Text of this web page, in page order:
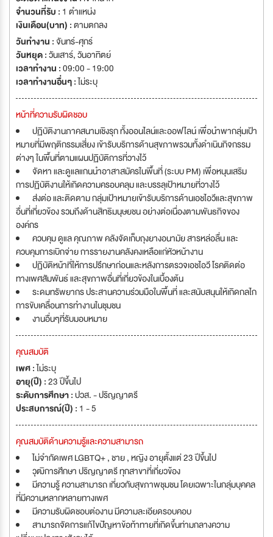
จำนวนที่รับ : 1 ตำแหน่ง
เงินเดือน(บาท) :ตามตกลง
วันทำงาน :จันทร์-ศุกร์
วันหยุด :วันเสาร์,วันอาทิตย์
เวลาทำงาน :09:00 - 19:00
เวลาทำงานอื่นๆ :ไม่ระบุ
หน้าที่ความรับผิดชอบ
ปฏิบัติงานภาคสนามเชิงรุก ทั้งออนไลน์และออฟไลน์ เพื่อนำพากลุ่มเป้า
หมายที่มีพฤติกรรมเสี่ยง เข้ารับบริการด้านสุขภาพรวมทั้งดำเนินกิจกรรม
ต่างๆ ในพื้นที่ตามแผนปฏิบัติการที่วางไว้
จัดหา และดูแลแกนนำอาสาสมัครในพื้นที่ (ระบบ PM) เพื่อหนุนเสริม
การปฏิบัติงานให้เกิดความครอบคลุม และบรรลุเป้าหมายที่วางไว้
ส่งต่อ และติดตาม กลุ่มเป้าหมายเข้ารับบริการด้านเอชไอวีและสุขภาพ
อื่นที่เกี่ยวข้อง รวมถึงด้านสิทธิมนุษยชน อย่างต่อเนื่องตามพันธกิจของ
องค์กร
ควบคุม ดูแล คุณภาพ คลังจัดเก็บถุงยางอนามัย สารหล่อลื่น และ
ควบคุมการเบิกจ่าย การรายงานคลังคงเหลือแก่หัวหน้างาน
ปฏิบัติหน้าที่ให้การปรึกษาก่อนและหลังการตรวจเอชไอวี โรคติดต่อ
ทางเพศสัมพันธ์ และสุขภาพอื่นที่เกี่ยวข้องในเบื้องต้น
ระดมทรัพยากร ประสานความร่วมมือในพื้นที่ และสนับสนุนให้เกิดกลไก
การขับเคลื่อนการทำงานในชุมชน
งานอื่นๆที่รับมอบหมาย
คุณสมบัติ
เพศ :ไม่ระบุ
อายุ(ปี) :23 ปีขึ้นไป
ระดับการศึกษา :ปวส. - ปริญญาตรี
ประสบการณ์(ปี) : 1 - 5
คุณสมบัติด้านความรู้และความสามารถ
ไม่จำกัดเพศ LGBTQ+ , ชาย , หญิง อายุตั้งแต่ 23 ปีขึ้นไป
วุฒิการศึกษา ปริญญาตรี ทุกสาขาที่เกี่ยวข้อง
มีความรู้ ความสามารถ เกี่ยวกับสุขภาพชุมชน โดยเฉพาะในกลุ่มบุคคล
ที่มีความหลากหลายทางเพศ
มีความรับผิดชอบต่องาน มีความละเอียดรอบคอบ
สามารถจัดการแก้ไขปัญหาข้อท้าทายที่เกิดขึ้นท่ามกลางความ